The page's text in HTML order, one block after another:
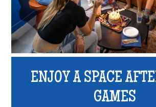
ENJOY A SPACE
GAMES